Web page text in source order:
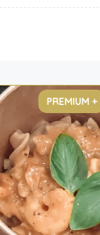
PREMIUM +